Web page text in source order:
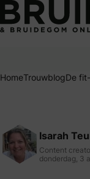
HomeTrouwblogDe
Isarah
Content
donderdag, 3